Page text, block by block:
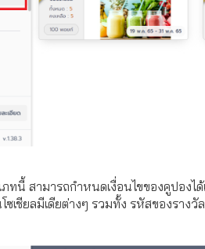
ภทนี้ สามารถกำหนดเงื่อนไขของคูปอง
ซเชียลมีเดียต่างๆ รวมทั้ง รหัสของรางวั